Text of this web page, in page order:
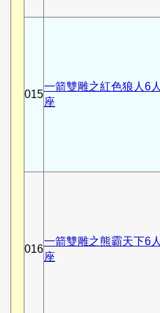
015
一箭雙雕之紅色狼人6人
座
016
一箭雙雕之熊霸天下6人
座